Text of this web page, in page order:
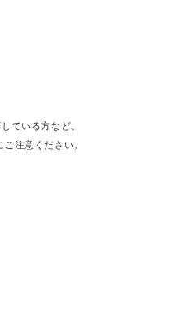
ている方など、
注意ください。